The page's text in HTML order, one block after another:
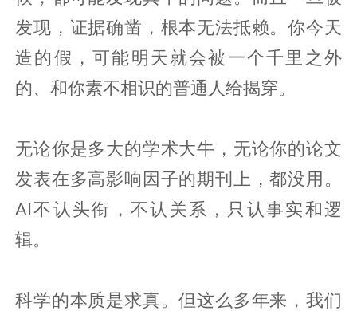
发现，证据确凿，根本无法抵赖。你今天
造的假，可能明天就会被一个千里之外
的、和你素不相识的普通人给揭穿。
无论你是多大的学术大牛，无论你的论文
发表在多高影响因子的期刊上，都没用。
AI不认头衔，不认关系，只认事实和逻
辑。
科学的本质是求真。但这么多年来，我们